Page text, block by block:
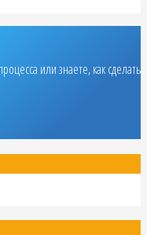
или знаете, как сделать